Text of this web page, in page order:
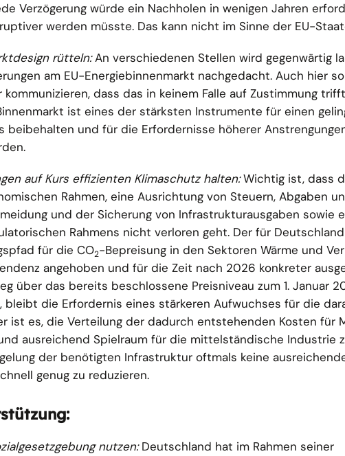
Verzögerung würde ein Nachholen in wenigen Jahren
werden müsste. Das kann nicht im Sinne der EU-
rütteln:An verschiedenen Stellen wird gegenwärtig
am EU-Energiebinnenmarkt nachgedacht. Auch hier
kommunizieren, dass das in keinem Falle auf Zustimmung
ist eines der stärksten Instrumente für einen
beibehalten und für die Erfordernisse höherer
auf Kurs effizienten Klimaschutz halten:Wichtig ist, dass
Rahmen, eine Ausrichtung von Steuern, Abgaben
und der Sicherung von Infrastrukturausgaben sowie
Rahmens nicht verloren geht. Der für
für die CO2-Bepreisung in den Sektoren Wärme und
angehoben und für die Zeit nach 2026 konkreter
über das bereits beschlossene Preisniveau zum 1. Januar
die Erfordernis eines stärkeren Aufwuchses für die
ist es, die Verteilung der dadurch entstehenden Kosten für
ausreichend Spielraum für die mittelständische Industrie
der benötigten Infrastruktur oftmals keine
genug zu reduzieren.
nutzen:Deutschland hat im Rahmen seiner